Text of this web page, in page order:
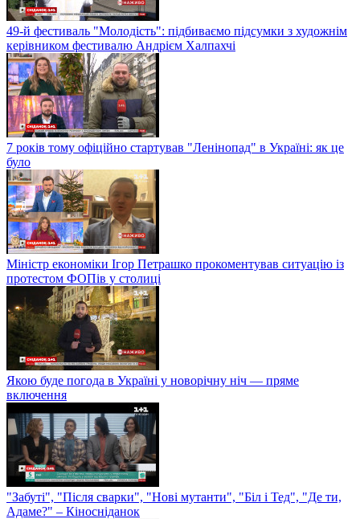
49-й фестиваль "Молодість": підбиваємо підсумки з художнім
керівником фестивалю Андрієм Халпахчі
7 років тому офіційно стартував "Ленінопад" в Україні: як це
було
Міністр економіки Ігор Петрашко прокоментував ситуацію із
протестом ФОПів у столиці
Якою буде погода в Україні у новорічну ніч — пряме
включення
"Забуті", "Після сварки", "Нові мутанти", "Біл і Тед", "Де ти,
Адаме?" – Кіносніданок